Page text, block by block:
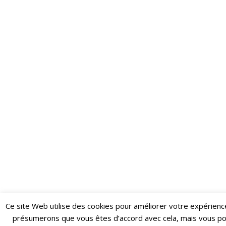
Restez informé·e des dernières actualités du Poing !
Ce site Web utilise des cookies pour améliorer votre
présumerons que vous êtes d’accord avec cela, mais vous